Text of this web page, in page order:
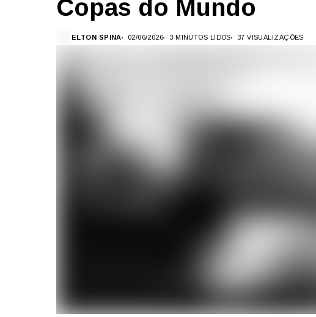
Copas do Mundo
ELTON SPINA 02/06/2026 3 MINUTOS LIDOS 37 VISUALIZAÇÕES